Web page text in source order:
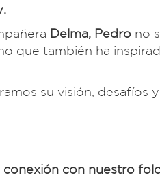
Delma, Pedro no
que también ha
su visión, desafíos
con nuestro